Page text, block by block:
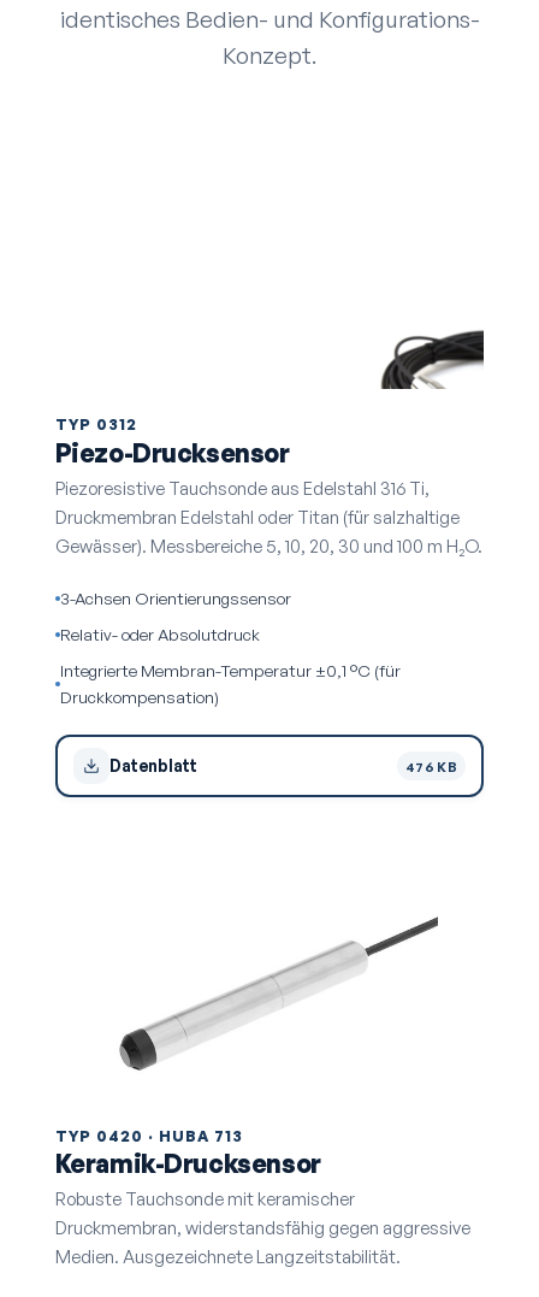
identisches Bedien- und Konfigurations-
Konzept.
TYP 0312
Piezo-Drucksensor
Piezoresistive Tauchsonde aus Edelstahl 316 Ti,
Druckmembran Edelstahl oder Titan (für salzhaltige
Gewässer). Messbereiche 5, 10, 20, 30 und 100 m H₂O.
3-Achsen Orientierungssensor
Relativ- oder Absolutdruck
Integrierte Membran-Temperatur ±0,1 °C (für
Druckkompensation)
Datenblatt 476 KB
TYP 0420 · HUBA 713
Keramik-Drucksensor
Robuste Tauchsonde mit keramischer
Druckmembran, widerstandsfähig gegen aggressive
Medien. Ausgezeichnete Langzeit­stabilität.